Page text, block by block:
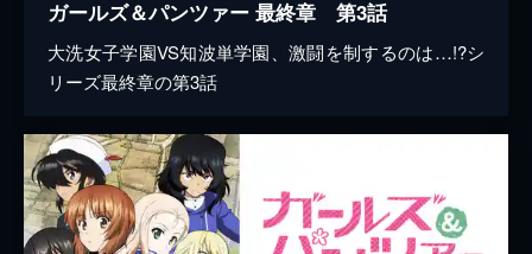
ガールズ＆パンツァー 最終章 第3話
大洗女子学園VS知波単学園、激闘を制するのは…!?シ
リーズ最終章の第3話